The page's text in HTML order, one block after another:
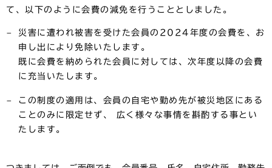
て、以下のように会費の減免を行うこととしました。
災害に遭われ被害を受けた会員の2024年度の会費を、お
申し出により免除いたします。
既に会費を納められた会員に対しては、次年度以降の会費
に充当いたします。
この制度の適用は、会員の自宅や勤め先が被災地区にある
ことのみに限定せず、 広く様々な事情を斟酌する事とい
たします。